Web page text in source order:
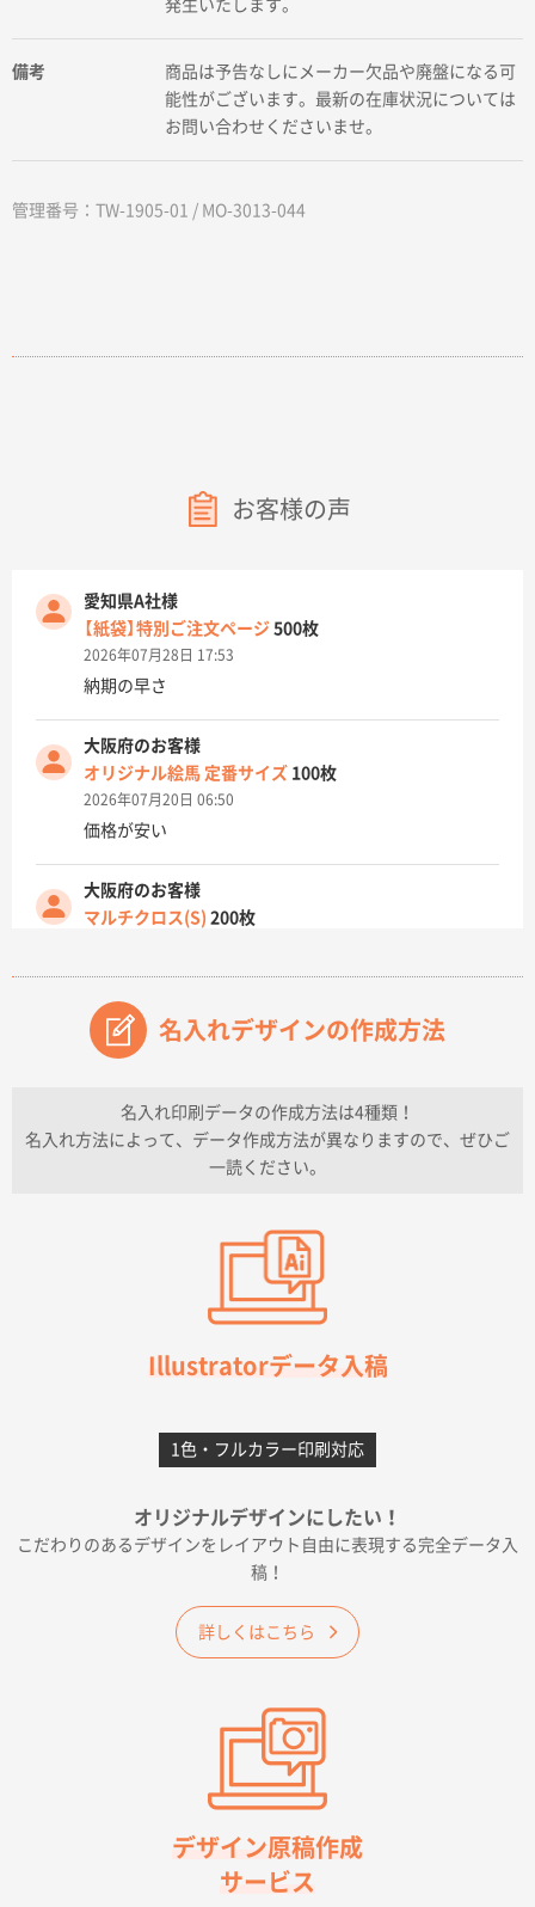
発生いたします。
備考
商品は予告なしにメーカー欠品や廃盤になる可
能性がございます。最新の在庫状況については
お問い合わせくださいませ。
管理番号：TW-1905-01 / MO-3013-044
お客様の声
愛知県A社様
【紙袋】特別ご注文ページ 500枚
2026年07月28日 17:53
納期の早さ
大阪府のお客様
オリジナル絵馬 定番サイズ 100枚
2026年07月20日 06:50
価格が安い
大阪府のお客様
マルチクロス(S) 200枚
原稿データ流用が可能で価格が妥当なこと
兵庫県のお客様
チケットホルダー ダブルポケット
上記のとおりです。
柳さんの対応が素晴らしかった。
フレキソレジ袋 Uバッグ 35号
5000枚
2026年06月28日 15:14
千葉県A社様
2026年06月19日 09:41
価格 大丈夫そうな会社に見えた
大阪府のお客様
A4フルカラークリアファイル1000枚
【ポリ】特別ご注文ページ1000枚
2026年06月08日 17:38
対応の速さ、丁寧さ、提案など
名入れデザインの作成方法
名入れ印刷データの作成方法は4種類！
名入れ方法によって、データ作成方法が異なりますので、ぜひご
一読ください。
Illustratorデータ入稿
1色・フルカラー印刷対応
オリジナルデザインにしたい！
こだわりのあるデザインをレイアウト自由に表現する完全データ入
稿！
詳しくはこちら
デザイン原稿作成
サービス